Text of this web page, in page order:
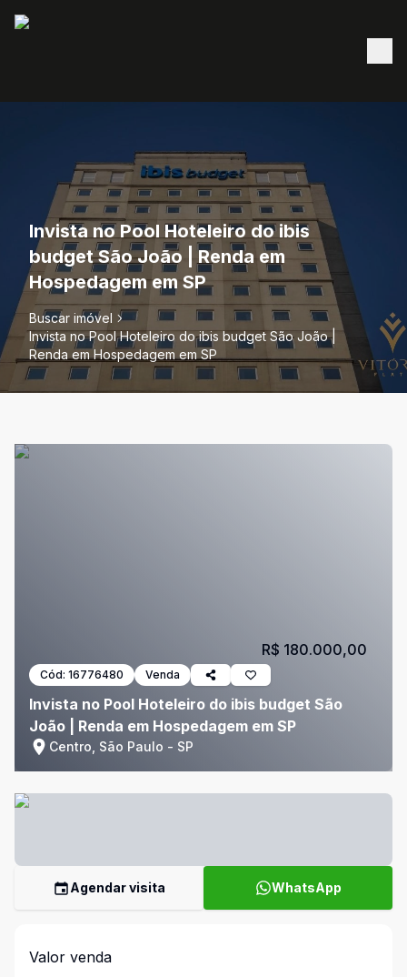
Invista no Pool Hoteleiro do ibis
budget São João | Renda em
Hospedagem em SP
Buscar imóvel
Invista no Pool Hoteleiro do ibis budget São João |
Renda em Hospedagem em SP
Cód: 16776480 Venda
Invista no Pool Hoteleiro do ibis budget São
João | Renda em Hospedagem em SP
Centro, São Paulo - SP
R$ 180.000,00
Agendar visita WhatsApp
Valor venda